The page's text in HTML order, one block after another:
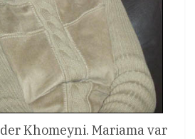
Khomeyni. Mariama var